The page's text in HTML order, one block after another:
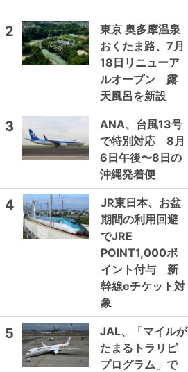
2
東京 奥多摩温泉
おくたま路、7月
18日リニューア
ルオープン 露
天風呂を新設
3
ANA、台風13号
で特別対応 8月
6日午後〜8日の
沖縄発着便
4
JR東日本、お盆
期間の利用回避
でJRE
POINT1,000ポ
イント付与 新
幹線eチケット対
象
5
JAL、「マイルが
たまるトラリピ
プログラム」で